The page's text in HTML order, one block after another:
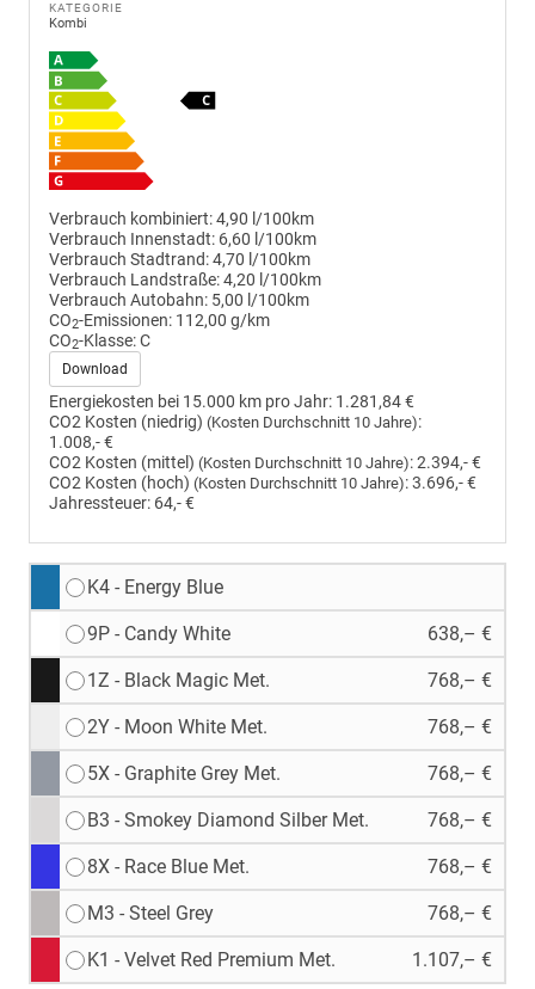
KATEGORIE
Kombi
Verbrauch kombiniert:4,90 l/100km
Verbrauch Innenstadt: 6,60 l/100km
Verbrauch Stadtrand:4,70 l/100km
Verbrauch Landstraße:4,20 l/100km
Verbrauch Autobahn: 5,00 l/100km
CO2-Emissionen: 112,00 g/km
CO2-Klasse:C
Download
Energiekosten bei 15.000 km pro Jahr: 1.281,84 €
CO2 Kosten (niedrig) (Kosten Durchschnitt 10 Jahre):
1.008,- €
CO2 Kosten (mittel) (Kosten Durchschnitt 10 Jahre):2.394,- €
CO2 Kosten (hoch) (Kosten Durchschnitt 10 Jahre):3.696,- €
Jahressteuer: 64,- €
K4 - Energy Blue
9P - Candy White 638,– €
1Z - Black Magic Met. 768,– €
2Y - Moon White Met. 768,– €
5X - Graphite Grey Met. 768,– €
B3 - Smokey Diamond Silber Met. 768,– €
8X - Race Blue Met. 768,– €
M3 - Steel Grey 768,– €
K1 - Velvet Red Premium Met. 1.107,– €